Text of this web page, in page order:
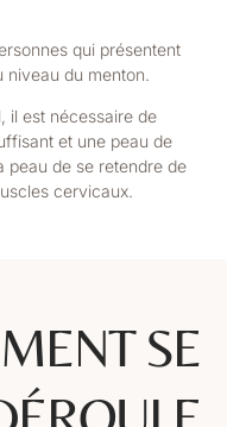
qui présentent
niveau du menton.
il est nécessaire de
et une peau de
peau de se retendre de
cervicaux.
SE